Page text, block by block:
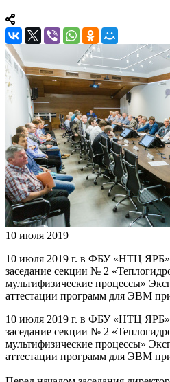
10 июля 2019
10 июля 2019 г. в ФБУ «НТЦ ЯРБ»
заседание секции № 2
мультифизические процессы»
аттестации программ для ЭВМ
10 июля 2019 г. в ФБУ «НТЦ ЯРБ»
заседание секции № 2
мультифизические процессы»
аттестации программ для ЭВМ